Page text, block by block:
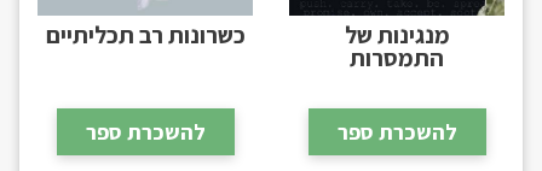
מנגינות של
התמסרות
להשכרת ספר
כשרונות רב תכליתיים
להשכרת ספר